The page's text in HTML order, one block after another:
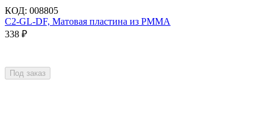
КОД: 008805
C2-GL-DF, Матовая пластина из PMMA
338 ₽
Под заказ